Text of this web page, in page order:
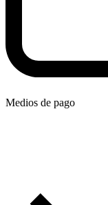
Medios de pago